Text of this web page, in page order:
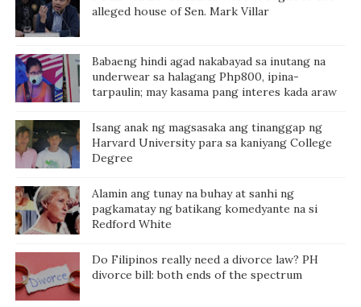
alleged house of Sen. Mark Villar
Babaeng hindi agad nakabayad sa inutang na
underwear sa halagang Php800, ipina-
tarpaulin; may kasama pang interes kada araw
Isang anak ng magsasaka ang tinanggap ng
Harvard University para sa kaniyang College
Degree
Alamin ang tunay na buhay at sanhi ng
pagkamatay ng batikang komedyante na si
Redford White
Do Filipinos really need a divorce law? PH
divorce bill: both ends of the spectrum